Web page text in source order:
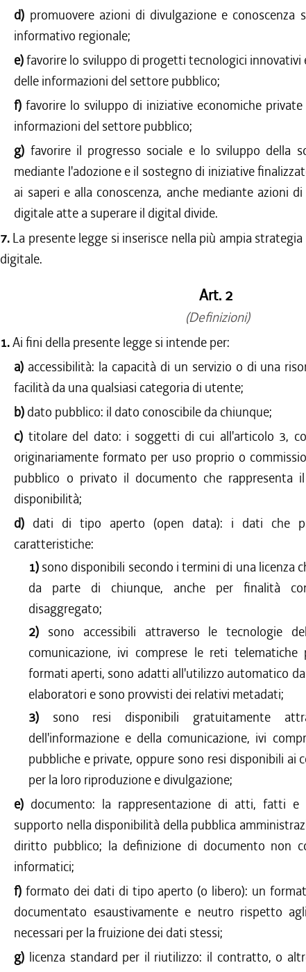
d) promuovere azioni di divulgazione e conoscenza
informativo regionale;
e)favorire lo sviluppo di progetti tecnologici innovativi
delle informazioni del settore pubblico;
f)favorire lo sviluppo di iniziative economiche
informazioni del settore pubblico;
g) favorire il progresso sociale e lo sviluppo della
mediante l'adozione e il sostegno di iniziative
ai saperi e alla conoscenza, anche mediante azioni
digitale atte a superare il digital divide.
7. La presente legge si inserisce nella più ampia
digitale.
Art. 2
(Definizioni)
1.Ai fini della presente legge si intende per:
a) accessibilità: la capacità di un servizio o di una
facilità da una qualsiasi categoria di utente;
b) dato pubblico: il dato conoscibile da chiunque;
c) titolare del dato: i soggetti di cui all'articolo 3,
originariamente formato per uso proprio o
pubblico o privato il documento che rappresenta
disponibilità;
d) dati di tipo aperto (open data): i dati che
caratteristiche:
1) sono disponibili secondo i termini di una licenza
da parte di chiunque, anche per finalità
disaggregato;
2) sono accessibili attraverso le tecnologie
comunicazione, ivi comprese le reti
formati aperti, sono adatti all'utilizzo automatico
elaboratori e sono provvisti dei relativi metadati;
3) sono resi disponibili gratuitamente
dell'informazione e della comunicazione, ivi
pubbliche e private, oppure sono resi disponibili ai
per la loro riproduzione e divulgazione;
e) documento: la rappresentazione di atti, fatti e
supporto nella disponibilità della pubblica
diritto pubblico; la definizione di documento non
informatici;
f)formato dei dati di tipo aperto (o libero): un
documentato esaustivamente e neutro rispetto
necessari per la fruizione dei dati stessi;
g) licenza standard per il riutilizzo: il contratto, o